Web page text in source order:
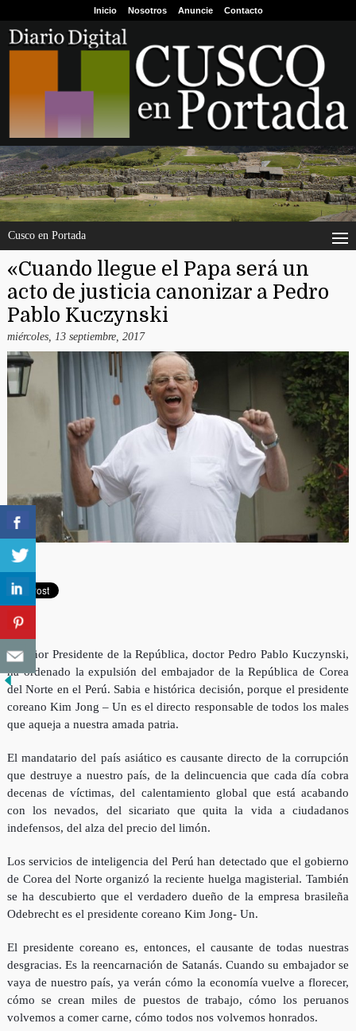
Inicio Nosotros Anuncie Contacto
Cusco en Portada
«Cuando llegue el Papa será un
acto de justicia canonizar a Pedro
Pablo Kuczynski
miércoles, 13 septiembre, 2017
El señor Presidente de la República, doctor Pedro Pablo Kuczynski,
ha ordenado la expulsión del embajador de la República de Corea
del Norte en el Perú. Sabia e histórica decisión, porque el presidente
coreano Kim Jong – Un es el directo responsable de todos los males
que aqueja a nuestra amada patria.
El mandatario del país asiático es causante directo de la corrupción
que destruye a nuestro país, de la delincuencia que cada día cobra
decenas de víctimas, del calentamiento global que está acabando
con los nevados, del sicariato que quita la vida a ciudadanos
indefensos, del alza del precio del limón.
Los servicios de inteligencia del Perú han detectado que el gobierno
de Corea del Norte organizó la reciente huelga magisterial. También
se ha descubierto que el verdadero dueño de la empresa brasileña
Odebrecht es el presidente coreano Kim Jong- Un.
El presidente coreano es, entonces, el causante de todas nuestras
desgracias. Es la reencarnación de Satanás. Cuando su embajador se
vaya de nuestro país, ya verán cómo la economía vuelve a florecer,
cómo se crean miles de puestos de trabajo, cómo los peruanos
volvemos a comer carne, cómo todos nos volvemos honrados.